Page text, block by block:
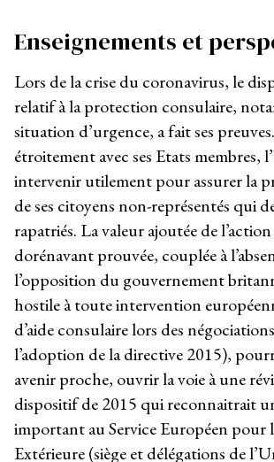
Enseignements et
Lors de la crise du coronavirus, le
relatif à la protection consulaire,
situation d’urgence, a fait ses
étroitement avec ses Etats membres,
intervenir utilement pour assurer la
de ses citoyens non-représentés qui
rapatriés. La valeur ajoutée de
dorénavant prouvée, couplée à
l’opposition du gouvernement
hostile à toute intervention
d’aide consulaire lors des
l’adoption de la directive 2015),
avenir proche, ouvrir la voie à une
dispositif de 2015 qui reconnaitrait
important au Service Européen pour
Extérieure (siège et délégations de